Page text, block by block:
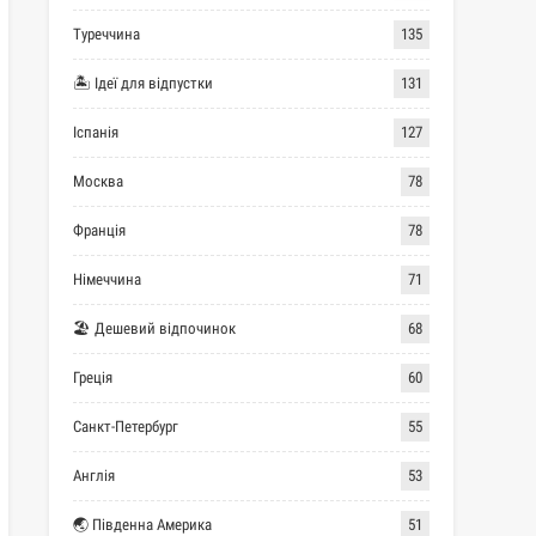
Туреччина 135
🏝 Ідеї для відпустки 131
Іспанія 127
Москва 78
Франція 78
Німеччина 71
🏖 Дешевий відпочинок 68
Греція 60
Санкт-Петербург 55
Англія 53
🌏 Південна Америка 51